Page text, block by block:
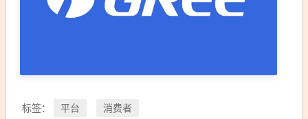
标签： 平台 消费者